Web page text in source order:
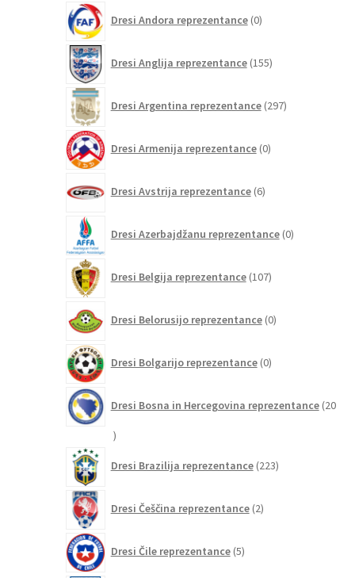
Dresi Andora reprezentance 0izdelkov
Dresi Anglija reprezentance 155izdelkov
Dresi Argentina reprezentance 297izdelkov
Dresi Armenija reprezentance 0izdelkov
Dresi Avstrija reprezentance 6izdelkov
Dresi Azerbajdžanu reprezentance 0izdelkov
Dresi Belgija reprezentance 107izdelkov
Dresi Belorusijo reprezentance 0izdelkov
Dresi Bolgarijo reprezentance 0izdelkov
Dresi Bosna in Hercegovina reprezentance 20
20
Dresi Brazilija reprezentance 223izdelkov
Dresi Češčina reprezentance 2izdelka
Dresi Čile reprezentance 5izdelkov